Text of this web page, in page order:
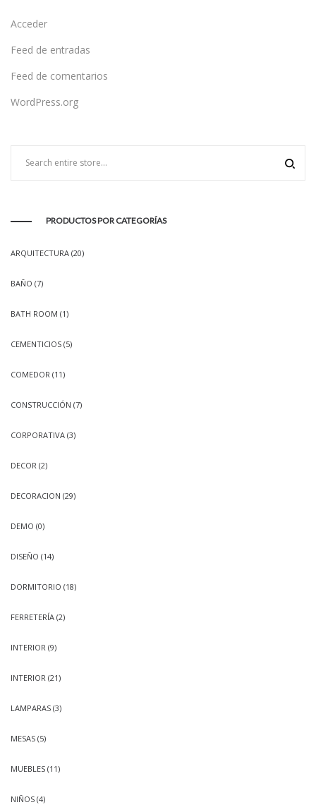
Acceder
Feed de entradas
Feed de comentarios
WordPress.org
PRODUCTOS POR CATEGORÍAS
ARQUITECTURA (20)
BAÑO (7)
BATH ROOM (1)
CEMENTICIOS (5)
COMEDOR (11)
CONSTRUCCIÓN (7)
CORPORATIVA (3)
DECOR (2)
DECORACION (29)
DEMO (0)
DISEÑO (14)
DORMITORIO (18)
FERRETERÍA (2)
INTERIOR (9)
INTERIOR (21)
LAMPARAS (3)
MESAS (5)
MUEBLES (11)
NIÑOS (4)